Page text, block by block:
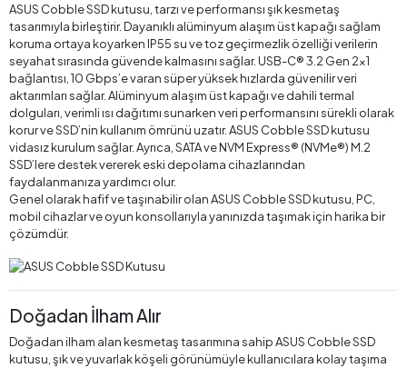
ASUS Cobble SSD kutusu, tarzı ve performansı şık kesmetaş
tasarımıyla birleştirir. Dayanıklı alüminyum alaşım üst kapağı sağlam
koruma ortaya koyarken IP55 su ve toz geçirmezlik özelliği verilerin
seyahat sırasında güvende kalmasını sağlar. USB-C® 3.2 Gen 2x1
bağlantısı, 10 Gbps’e varan süper yüksek hızlarda güvenilir veri
aktarımları sağlar. Alüminyum alaşım üst kapağı ve dahili termal
dolguları, verimli ısı dağıtımı sunarken veri performansını sürekli olarak
korur ve SSD’nin kullanım ömrünü uzatır. ASUS Cobble SSD kutusu
vidasız kurulum sağlar. Ayrıca, SATA ve NVM Express® (NVMe®) M.2
SSD’lere destek vererek eski depolama cihazlarından
faydalanmanıza yardımcı olur.
Genel olarak hafif ve taşınabilir olan ASUS Cobble SSD kutusu, PC,
mobil cihazlar ve oyun konsollarıyla yanınızda taşımak için harika bir
çözümdür.
Doğadan İlham Alır
Doğadan ilham alan kesmetaş tasarımına sahip ASUS Cobble SSD
kutusu, şık ve yuvarlak köşeli görünümüyle kullanıcılara kolay taşıma